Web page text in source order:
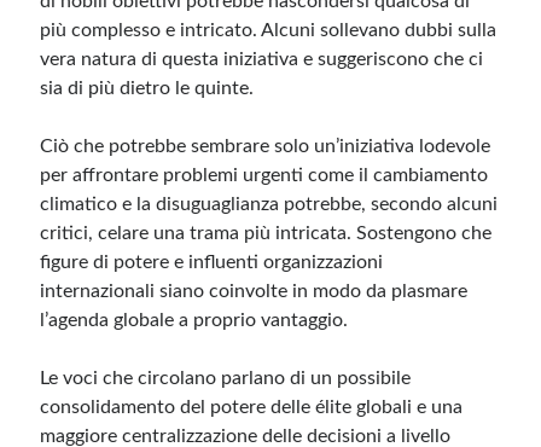
più complesso e intricato. Alcuni sollevano dubbi sulla
vera natura di questa iniziativa e suggeriscono che ci
sia di più dietro le quinte.
Ciò che potrebbe sembrare solo un’iniziativa lodevole
per affrontare problemi urgenti come il cambiamento
climatico e la disuguaglianza potrebbe, secondo alcuni
critici, celare una trama più intricata. Sostengono che
figure di potere e influenti organizzazioni
internazionali siano coinvolte in modo da plasmare
l’agenda globale a proprio vantaggio.
Le voci che circolano parlano di un possibile
consolidamento del potere delle élite globali e una
maggiore centralizzazione delle decisioni a livello